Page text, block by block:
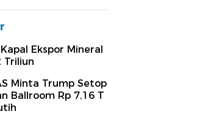
Ekspor Mineral
Triliun
Minta Trump Setop
Ballroom Rp 7,16 T